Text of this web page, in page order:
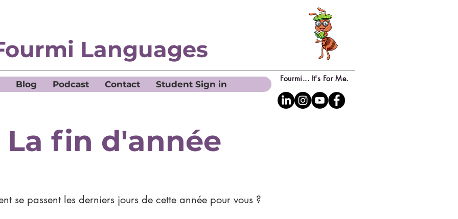
Languages
Fourmi... It's For Me.
Blog Podcast Contact Student Sign in
La fin d'année
se passent les derniers jours de cette année pour vous ?